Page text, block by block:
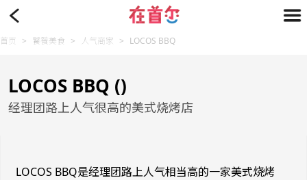
首页 > 饕餮美食 > 人气商家 > LOCOS BBQ
LOCOS BBQ ()
经理团路上人气很高的美式烧烤店
LOCOS BBQ是经理团路上人气相当高的一家美式烧烤